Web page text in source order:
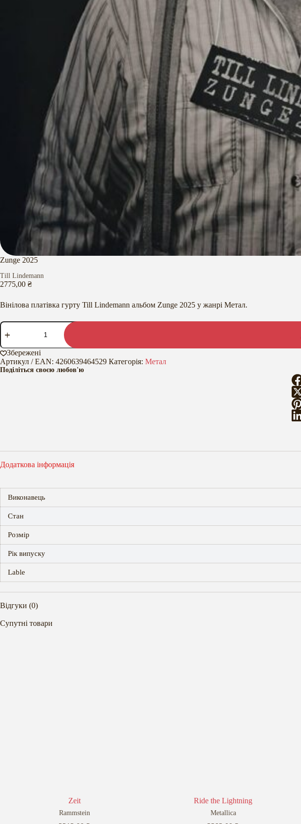
Zunge 2025
Till Lindemann
2775,00 ₴
Вінілова платівка гурту Till Lindemann альбом Zunge 2025 у жанрі Метал.
Zunge
2025
Збережені
Артикул / EAN: 4260639464529 Категорія: Метал
Поділіться своєю любов'ю
Додаткова інформація
Виконавець
Стан
Розмір
Рік випуску
Lable
Відгуки (0)
Супутні товари
Zeit
Rammstein
Ride the Lightning
Metallica